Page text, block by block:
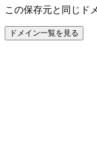
この保存元と同じド
ドメイン一覧を見る